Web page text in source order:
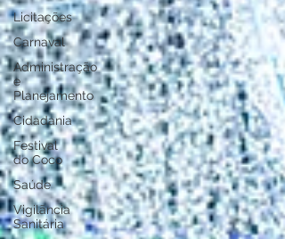
Licitações
Carnaval
Administração
e
Planejamento
Cidadania
Festival
do Coco
Saúde
Vigilãncia
Sanitária